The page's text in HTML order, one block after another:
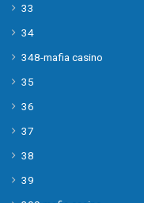
33
34
348-mafia casino
35
36
37
38
39